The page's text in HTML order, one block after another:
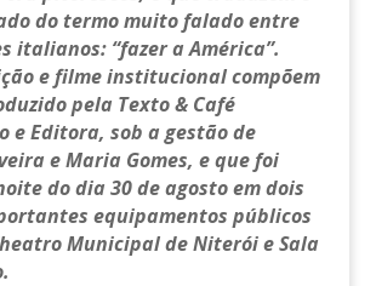
do termo muito falado entre
italianos: “fazer a América”.
e filme institucional compõem
pela Texto & Café
e Editora, sob a gestão de
e Maria Gomes, e que foi
do dia 30 de agosto em dois
equipamentos públicos
Municipal de Niterói e Sala